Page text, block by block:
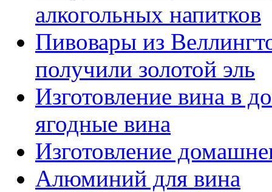
алкогольных напитков
Пивовары из
получили золотой эль
Изготовление вина в
ягодные вина
Изготовление
Алюминий для вина